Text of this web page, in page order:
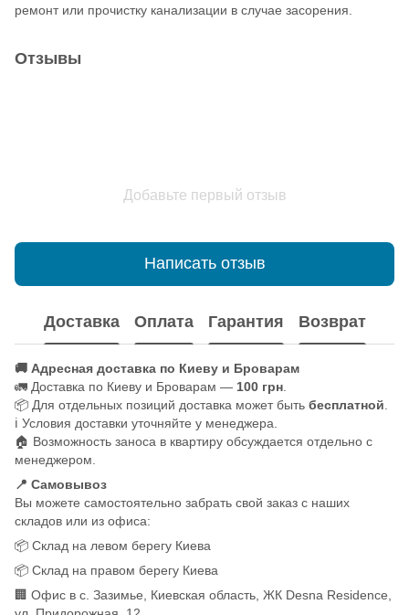
ремонт или прочистку канализации в случае засорения.
Отзывы
Добавьте первый отзыв
Написать отзыв
Доставка Оплата Гарантия Возврат
🚚 Адресная доставка по Киеву и Броварам
🚛 Доставка по Киеву и Броварам — 100 грн
📦 Для отдельных позиций доставка может быть бесплатной
ℹ️ Условия доставки уточняйте у менеджера.
🏠 Возможность заноса в квартиру обсуждается отдельно с
менеджером.
📍 Самовывоз
Вы можете самостоятельно забрать свой заказ с наших
складов или из офиса:
📦 Склад на левом берегу Киева
📦 Склад на правом берегу Киева
🏢 Офис в с. Зазимье, Киевская область, ЖК Desna Residence,